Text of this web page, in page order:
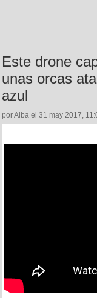
Este drone
unas orcas
azul
por Alba el 31 may 2017,